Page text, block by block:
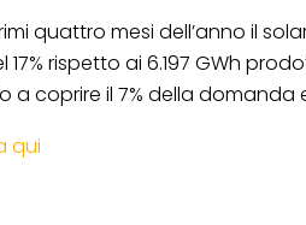
quattro mesi dell’anno il
rispetto ai 6.197 GWh
a coprire il 7% della domanda
qui